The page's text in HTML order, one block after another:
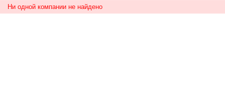
Ни одной компании не найдено